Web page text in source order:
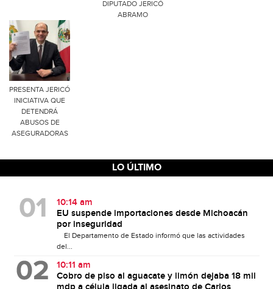
DIPUTADO JERICÓ
ABRAMO
PRESENTA JERICÓ
INICIATIVA QUE
DETENDRÁ
ABUSOS DE
ASEGURADORAS
LO ÚLTIMO
10:14 am
EU suspende importaciones desde Michoacán
por inseguridad
El Departamento de Estado informó que las actividades
del...
10:11 am
Cobro de piso al aguacate y limón dejaba 18 mil